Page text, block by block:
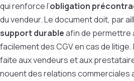
qui renforce l’obligation
du vendeur. Le document doit, par
support durableafin de permettre
facilement des CGV en cas de
faite aux vendeurs et aux
nouent des relations commerciales